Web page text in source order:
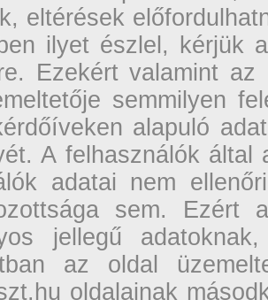
eltérések
ilyet észlel, kérjük
Ezekért valamint
semmilyen
alapuló
A felhasználók
adatai nem
sem. Ezért
jellegű
az oldal
oldalainak